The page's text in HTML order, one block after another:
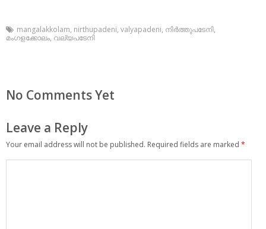
mangalakkolam, nirthupadeni, valyapadeni, നിര്‍ത്തുപടേനി,
മംഗളക്കോലം, വല്യപടേനി
No Comments Yet
Leave a Reply
Your email address will not be published. Required fields are marked *